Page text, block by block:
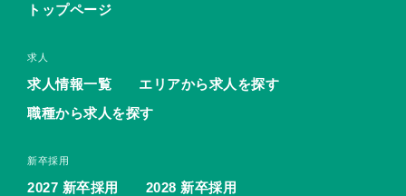
トップページ
求人
求人情報一覧
エリアから求人を探す
職種から求人を探す
新卒採用
2027 新卒採用 2028 新卒採用